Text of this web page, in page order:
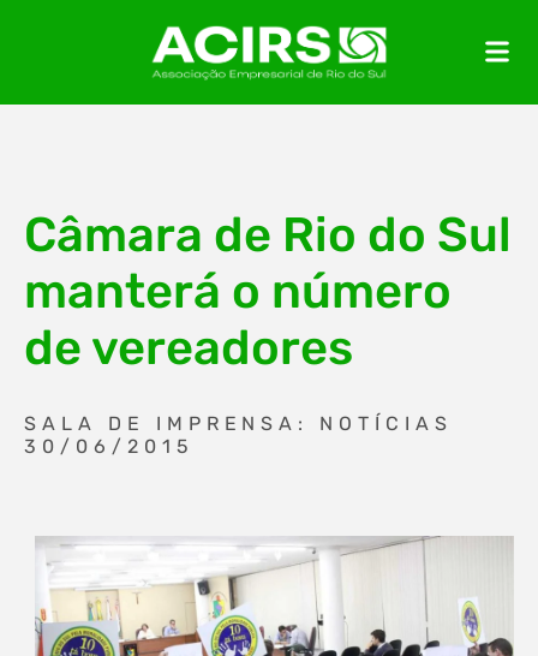
Câmara de Rio do Sul
manterá o número
de vereadores
SALA DE IMPRENSA: NOTÍCIAS
30/06/2015